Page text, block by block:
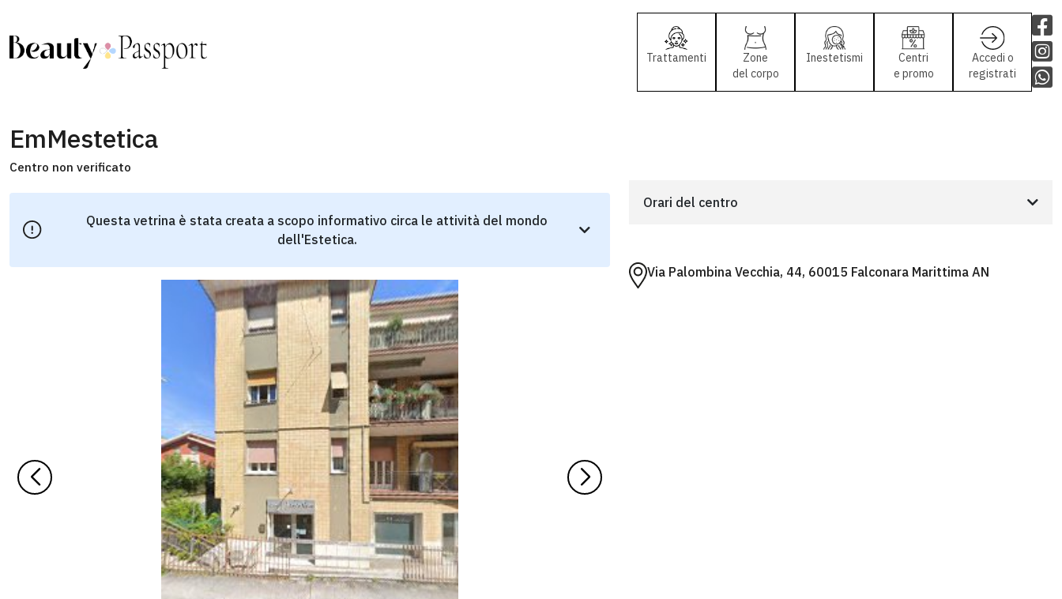
Trattamenti
Zone
del corpo
Inestetismi
Centri
e promo
Accedi o
registrati
EmMestetica
Centro non verificato
Questa vetrina è stata creata a scopo informativo circa le attività del mondo
dell'Estetica.
Orari del centro
Via Palombina Vecchia, 44, 60015 Falconara Marittima AN